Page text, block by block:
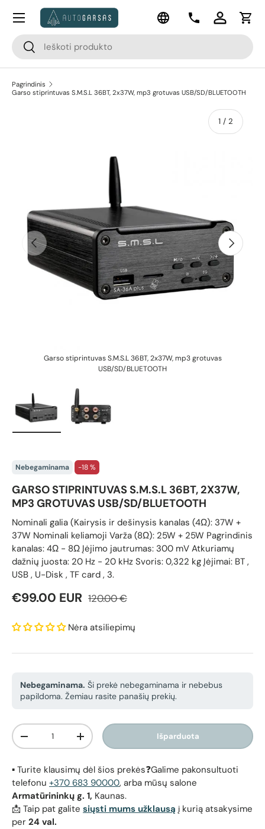
Pereiti prie turinio
Paieška
Paieška
Kalba
KontaktaiPrisijungti
Meniu
Pagrindinis
Garso stiprintuvas S.M.S.L 36BT, 2x37W, mp3 grotuvas USB/SD/BLUETOOTH
Garso stiprintuvas S.M.S.L 36BT, 2x37W, mp3 grotuvas
USB/SD/BLUETOOTH
Ankstesnis
1 / apie
2
Kitas
Nebegaminama -18 %
GARSO STIPRINTUVAS S.M.S.L 36BT, 2X37W,
MP3 GROTUVAS USB/SD/BLUETOOTH
Nominali galia (Kairysis ir dešinysis kanalas (4Ω): 37W +
37W Nominali keliamoji Varža (8Ω): 25W + 25W Pagrindinis
kanalas: 4Ω - 8Ω Įėjimo jautrumas: 300 mV Atkuriamų
dažnių juosta: 20 Hz - 20 kHz Svoris: 0,322 kg Įėjimai: BT ,
USB , U-Disk , TF card , 3.
Pardavimo kaina
€99.00 EUR Reguliari kaina
120.00 €
Nėra atsiliepimų
Nebegaminama. Ši prekė nebegaminama ir nebebus
papildoma. Žemiau rasite panašių prekių.
Kiekis
Sumažinti kiekįPadidinti kiekį Išparduota
▪️ Turite klausimų dėl šios prekės❓Galime pakonsultuoti
telefonu +370 683 90000, arba mūsų salone
Armatūrininkų g. 1, Kaunas.
📩 Taip pat galite siųsti mums užklausą į kurią atsakysime
per 24 val.